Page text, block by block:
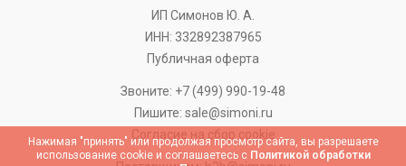
ИП Симонов Ю. А.
ИНН: 332892387965
Публичная оферта
Звоните: +7 (499) 990-19-48
Пишите: sale@simoni.ru
Согласие на сбор cookie
Нажимая "принять" или продолжая просмотр сайта, вы разрешаете
использование cookie и соглашаетесь с Политикой обработки